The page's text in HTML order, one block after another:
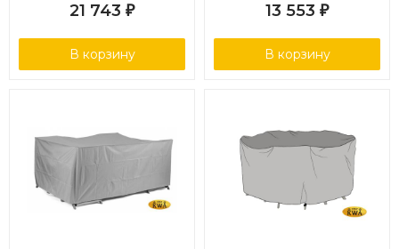
21 743 ₽
В корзину
13 553 ₽
В корзину